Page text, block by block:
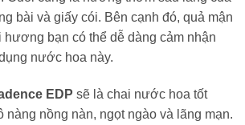
bài và giấy cói. Bên cạnh đó, quả mận
hương bạn có thể dễ dàng cảm nhận
nước hoa này.
EDP sẽ là chai nước hoa tốt
nàng nồng nàn, ngọt ngào và lãng mạn.